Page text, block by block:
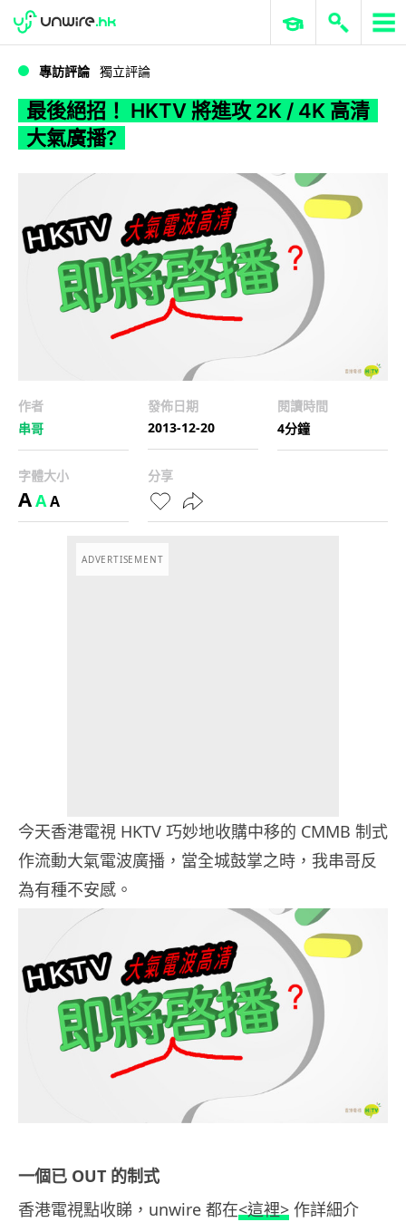
WWDC 2026 ERP 與商業 AI
專訪評論 獨立評論
最後絕招！ HKTV 將進攻 2K / 4K 高清
大氣廣播?
作者
串哥
發佈日期
2013-12-20
閱讀時間
4分鐘
字體大小
AAA
分享
ADVERTISEMENT
今天香港電視 HKTV 巧妙地收購中移的 CMMB 制式
作流動大氣電波廣播，當全城鼓掌之時，我串哥反
為有種不安感。
一個已 OUT 的制式
香港電視點收睇，unwire 都在<這裡> 作詳細介